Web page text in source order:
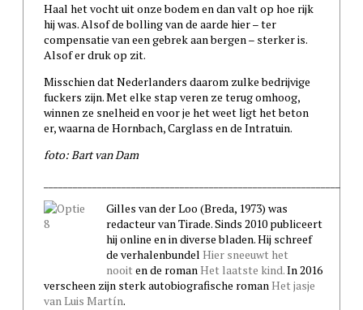
Haal het vocht uit onze bodem en dan valt op hoe rijk
hij was. Alsof de bolling van de aarde hier – ter
compensatie van een gebrek aan bergen – sterker is.
Alsof er druk op zit.
Misschien dat Nederlanders daarom zulke bedrijvige
fuckers zijn. Met elke stap veren ze terug omhoog,
winnen ze snelheid en voor je het weet ligt het beton
er, waarna de Hornbach, Carglass en de Intratuin.
foto: Bart van Dam
Gilles van der Loo (Breda, 1973) was
redacteur van Tirade. Sinds 2010 publiceert
hij online en in diverse bladen. Hij schreef
de verhalenbundel Hier sneeuwt het
nooiten de romanHet laatste kind.In 2016
verscheen zijn sterk autobiografische romanHet jasje
van Luis Martín.